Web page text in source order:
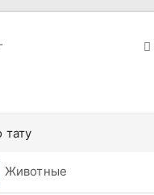
тату
Животные